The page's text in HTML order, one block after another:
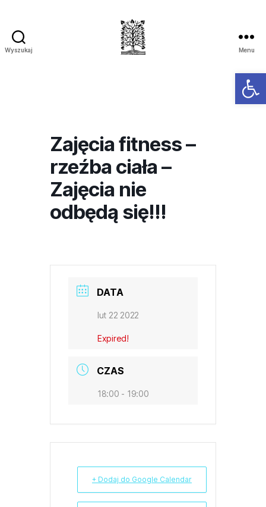
Wyszukaj Menu
Zajęcia fitness –
rzeźba ciała –
Zajęcia nie
odbędą się!!!
DATA
lut 22 2022
Expired!
CZAS
18:00 - 19:00
+ Dodaj do Google Calendar